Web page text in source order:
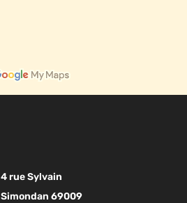
4 rue Sylvain
Simondan 69009